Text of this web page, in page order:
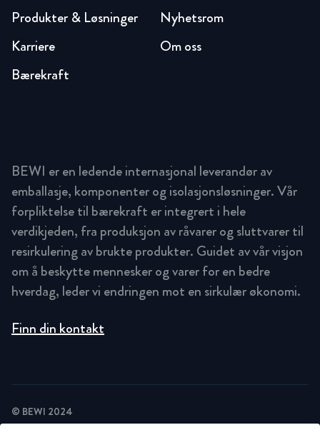
Produkter & Løsninger
Karriere
Bærekraft
Nyhetsrom
Om oss
BEWI er en ledende internasjonal leverandør av
emballasje, komponenter og isolasjonsløsninger. Vår
forpliktelse til bærekraft er integrert i hele
verdikjeden, fra produksjon av råvarer og sluttvarer til
resirkulering av brukte produkter. Guidet av vår visjon
om å beskytte mennesker og varer for en bedre
hverdag, leder vi endringen mot en sirkulær økonomi.
Finn din kontakt
© BEWI 2024